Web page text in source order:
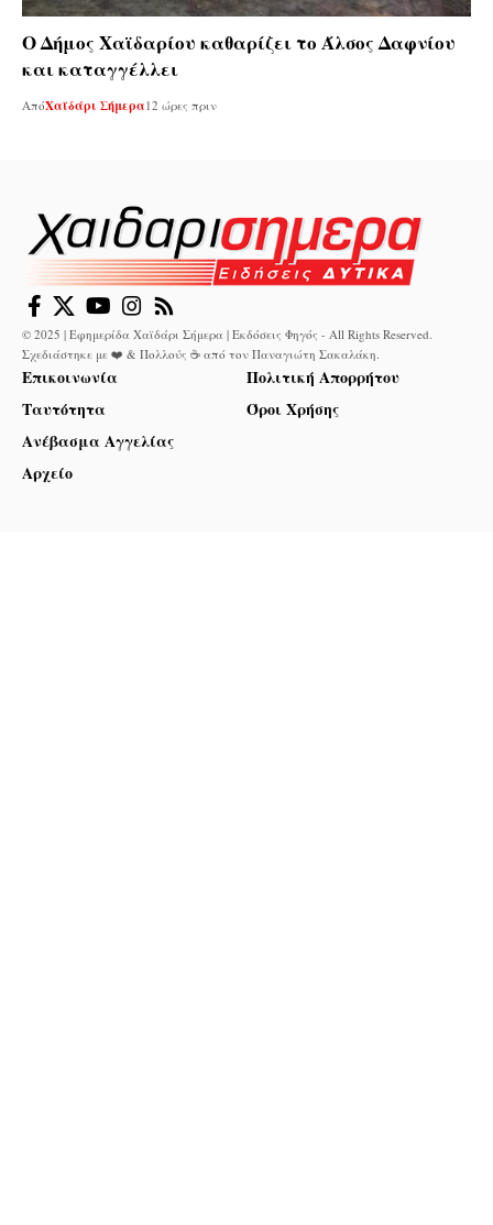
Ο Δήμος Χαϊδαρίου καθαρίζει το Άλσος Δαφνίου
και καταγγέλλει
ΑπόΧαϊδάρι Σήμερα 12 ώρες πριν
© 2025 | Εφημερίδα Χαϊδάρι Σήμερα | Εκδόσεις Φηγός - All Rights Reserved.
Σχεδιάστηκε με ❤️ & Πολλούς ☕ από τον Παναγιώτη Σακαλάκη.
Επικοινωνία
Ταυτότητα
Ανέβασμα Αγγελίας
Αρχείο
Πολιτική Απορρήτου
Όροι Χρήσης